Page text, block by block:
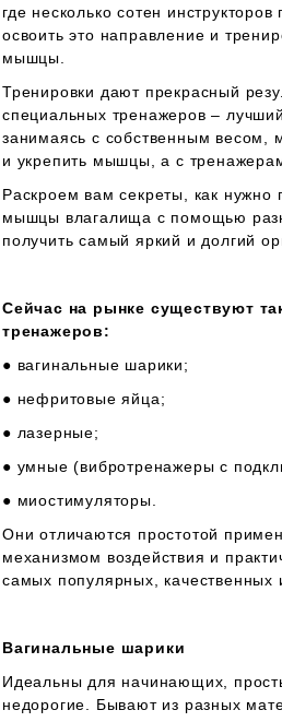
где несколько сотен
освоить это направление и
мышцы.
Тренировки дают прекрасный
специальных тренажеров –
занимаясь с собственным весом,
и укрепить мышцы, а с
Раскроем вам секреты, как нужно
мышцы влагалища с помощью
получить самый яркий и долгий
Сейчас на рынке существуют
тренажеров:
● вагинальные шарики;
● нефритовые яйца;
● лазерные;
● умные (вибротренажеры с
● миостимуляторы.
Они отличаются простотой
механизмом воздействия и
самых популярных, качественных
Вагинальные шарики
Идеальны для начинающих,
недорогие. Бывают из разных